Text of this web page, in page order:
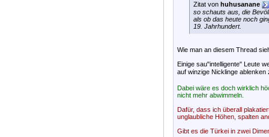
Zitat von huhusanane
so schauts aus, die
als ob das heute noch
19. Jahrhundert.
Wie man an diesem Thread
Einige sau"intelligente" Leute
auf winzige Nicklinge ablenken
Dabei wäre es doch wirklich
nicht mehr abwimmeln.
Dafür, dass ich überall
unglaubliche Höhen, spalten
Gibt es die Türkei in zwei